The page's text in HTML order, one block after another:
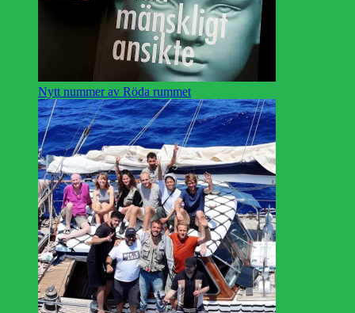
Nytt nummer av Röda rummet